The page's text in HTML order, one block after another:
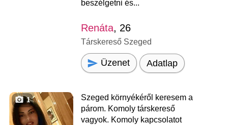
beszélgetni és...
Renáta, 26
Társkereső Szeged
Üzenet Adatlap
1
Szeged környékéről keresem a
párom. Komoly társkereső
vagyok. Komoly kapcsolatot